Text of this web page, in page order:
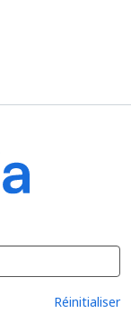
Réinitialiser